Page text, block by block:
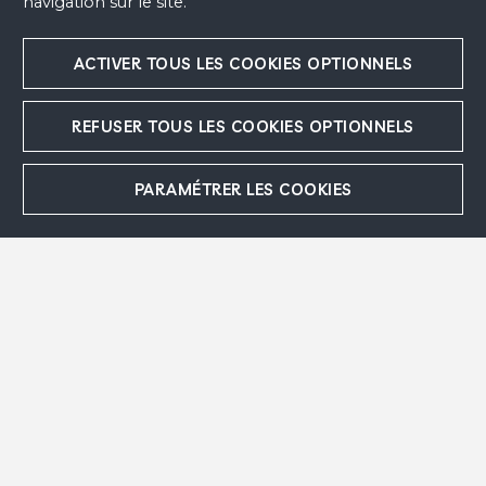
ACTIVER TOUS LES COOKIES OPTIONNELS
REFUSER TOUS LES COOKIES OPTIONNELS
PARAMÉTRER LES COOKIES
Remerciements
Mentions légales
Crédits
Plan du site
Politique de confidentialité